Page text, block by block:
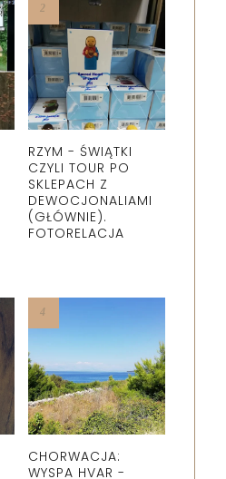
RZYM - ŚWIĄTKI
CZYLI TOUR PO
SKLEPACH Z
DEWOCJONALIAMI
(GŁÓWNIE).
FOTORELACJA
CHORWACJA:
WYSPA HVAR -